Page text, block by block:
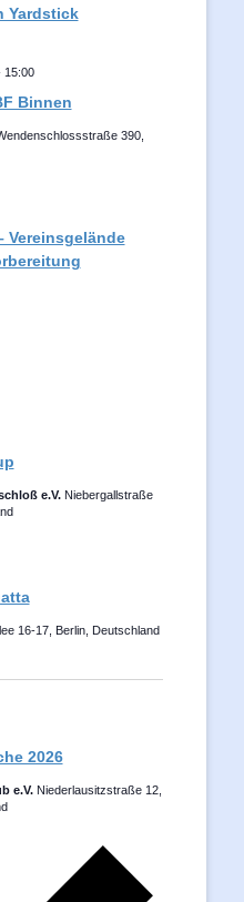
Yardstick
Binnen
15:00
390,
Vereinsgelände
e.V. Niebergallstraße
16-17, Berlin, Deutschland
2026
e.V. Niederlausitzstraße 12,